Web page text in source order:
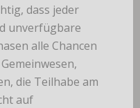
dass jeder
unverfügbare
alle Chancen
die Teilhabe am
auf